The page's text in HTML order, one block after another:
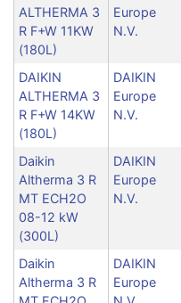
ALTHERMA 3
R F+W 11KW
(180L)
Europe
N.V.
DAIKIN
ALTHERMA 3
R F+W 14KW
(180L)
DAIKIN
Europe
N.V.
Daikin
Altherma 3 R
MT ECH2O
08-12 kW
(300L)
DAIKIN
Europe
N.V.
Daikin
Altherma 3 R
DAIKIN
Europe